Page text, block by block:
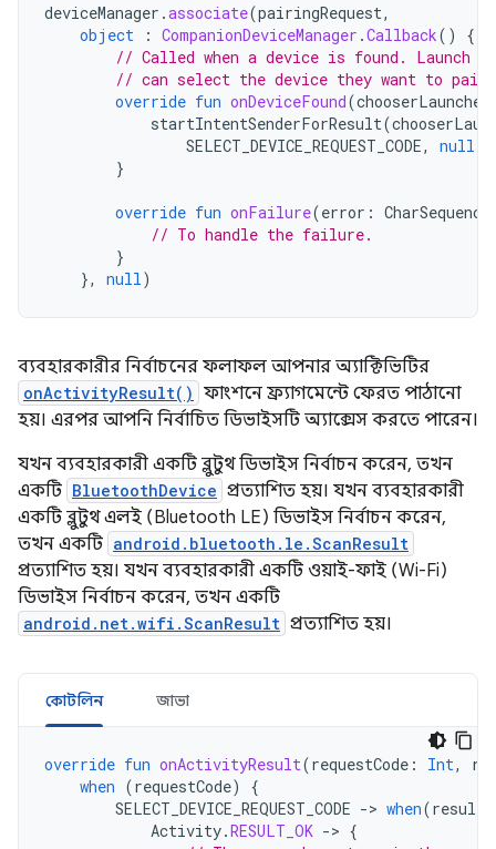
deviceManager .associate(pairingRequest,
object
: CompanionDeviceManager .Callback()
{
// Called when a device is found. Launch
// can select the device they want to pair
override fun onDeviceFound(chooserLauncher
startIntentSenderForResult(
SELECT_DEVICE_REQUEST_CODE, null
}
override fun onFailure(error :
// To handle the failure.
}
},
null )
ব্যবহারকারীর নির্বাচনের ফলাফল আপনার অ্যাক্টিভিটির
onActivityResult() ফাংশনে ফ্র্যাগমেন্টে ফেরত পাঠানো
হয়। এরপর আপনি নির্বাচিত ডিভাইসটি অ্যাক্সেস করতে পারেন।
যখন ব্যবহারকারী একটি ব্লুটুথ ডিভাইস নির্বাচন করেন, তখন
একটি BluetoothDevice প্রত্যাশিত হয়। যখন ব্যবহারকারী
একটি ব্লুটুথ এলই (Bluetooth LE) ডিভাইস নির্বাচন করেন,
তখন একটি android.bluetooth.le.ScanResult
প্রত্যাশিত হয়। যখন ব্যবহারকারী একটি ওয়াই-ফাই (Wi-Fi)
ডিভাইস নির্বাচন করেন, তখন একটি
android.net.wifi.ScanResult প্রত্যাশিত হয়।
কোটলিন জাভা
override fun onActivityResult(requestCode : Int,
when (requestCode)
{
SELECT_DEVICE_REQUEST_CODE -> when(
Activity.RESULT_OK -> {